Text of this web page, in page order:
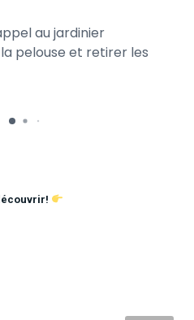
au jardinier
pelouse et retirer les